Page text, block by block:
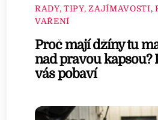
RADY, TIPY, ZAJÍMAVOSTI,
VAŘENÍ
Proč mají džíny tu
nad pravou kapsou?
vás pobaví